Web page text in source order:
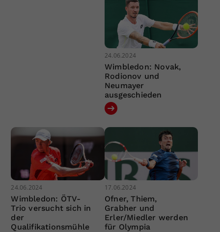
24.06.2024
Wimbledon: Novak,
Rodionov und
Neumayer
ausgeschieden
24.06.2024
Wimbledon: ÖTV-
Trio versucht sich in
der
Qualifikationsmühle
17.06.2024
Ofner, Thiem,
Grabher und
Erler/Miedler werden
für Olympia